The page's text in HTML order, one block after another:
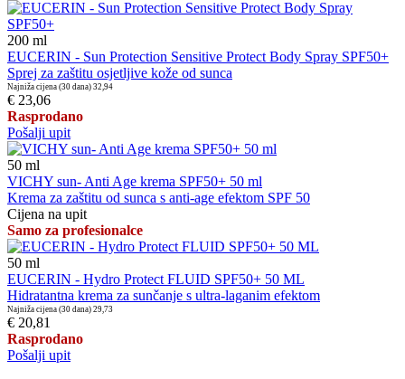
200 ml
EUCERIN - Sun Protection Sensitive Protect Body Spray SPF50+
Sprej za zaštitu osjetljive kože od sunca
Najniža cijena (30 dana) 32,94
€ 23,06
Rasprodano
Pošalji upit
50 ml
VICHY sun- Anti Age krema SPF50+ 50 ml
Krema za zaštitu od sunca s anti-age efektom SPF 50
Cijena na upit
Samo za profesionalce
50 ml
EUCERIN - Hydro Protect FLUID SPF50+ 50 ML
Hidratantna krema za sunčanje s ultra-laganim efektom
Najniža cijena (30 dana) 29,73
€ 20,81
Rasprodano
Pošalji upit